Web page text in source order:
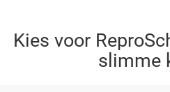
Kies voor
slimme